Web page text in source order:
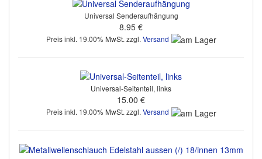
Universal Senderaufhängung
8.95 €
Preis inkl. 19.00% MwSt. zzgl. Versand
Universal-Seitenteil, links
15.00 €
Preis inkl. 19.00% MwSt. zzgl. Versand